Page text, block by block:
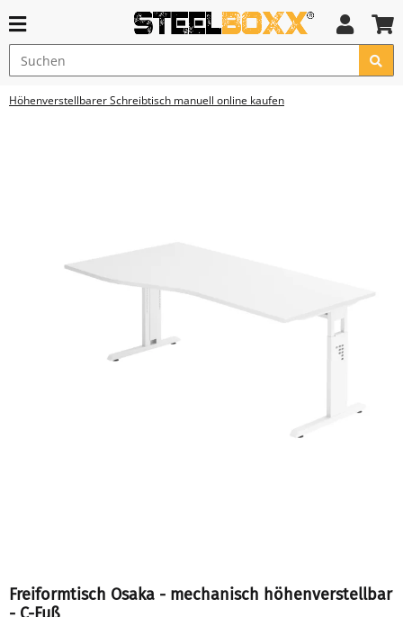
Höhenverstellbarer Schreibtisch manuell online kaufen
Freiformtisch Osaka - mechanisch höhenverstellbar